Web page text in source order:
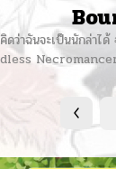
ฉันจะเป็นนักล่าได้